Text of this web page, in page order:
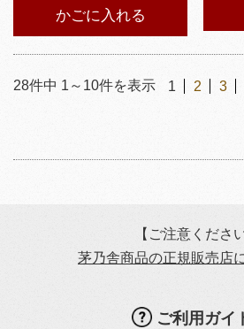
かごに入れる
28件中 1 ～ 10件を表示 1 2 3
【ご注意くださ
茅乃舎商品の正規販売店
ご利用ガイ